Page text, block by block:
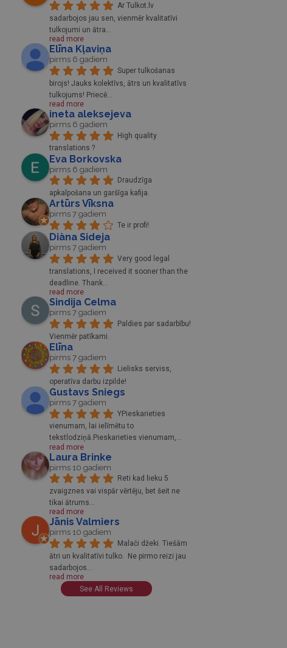
Ar Tulkot.lv
sadarbojos jau sen, vienmēr kvalitatīvi
tulkojumi un ātra
read more
Elīna Kļaviņa
pirms 6 gadiem
Super tulkošanas
birojs! Jauks kolektīvs, ātrs un kvalitatīvs
tulkojums! Priecē...
read more
ineta aleksejeva
pirms 6 gadiem
High quality
translations ?
Eva Borkovska
pirms 6 gadiem
Draudzīga
apkalpošana un garšīga kafija.
Artūrs Vīksna
pirms 7 gadiem
Te ir profi!
Diàna Sideja
pirms 7 gadiem
Very good legal
translations, I received it sooner than the
deadline. Thank...
read more
Sindija Celma
pirms 7 gadiem
Paldies par sadarbību!
Vienmēr patīkami.
Elīna
pirms 7 gadiem
Lielisks serviss,
operatīva darbu izpilde!
Gustavs Sniegs
pirms 7 gadiem
YPieskarieties
vienumam, lai ielīmētu to
tekstlodziņā.Pieskarieties vienumam,...
read more
Laura Brinke
pirms 10 gadiem
Reti kad lieku 5
zvaigznes vai vispār vērtēju, bet šeit ne
tikai ātrums...
read more
Jānis Valmiers
pirms 10 gadiem
Malači džeki. Tiešām
ātri un kvalitatīvi tulko.  Ne pirmo reizi jau
sadarbojos...
read more
See All Reviews